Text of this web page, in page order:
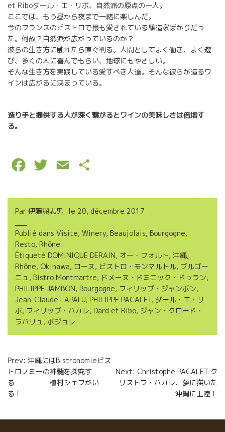
et Riboダール・エ・リボ、自然派の原点の一人。
ここでは、もう昼から夜まで一緒に楽しんだ。
今のフランスのビストロで最も愛されている醸造家ばかりだっ
た。何故？自然派が広がっているのか？
彼らの生き方に触れたら直ぐ判る。人間としてよく働き、よく遊
び、多くの人に喜んでもらい、地球にもやさしい。
そんな生き方を実践している愛すべき人達。そんな彼らが造るワ
インは広がるに決まっている。
造り手と提供する人が深く繋がるとワインの美味しさは倍増す
る。
c
b
o
k
i
t
e
r
a
l
r
a
g
e
r
Par 伊藤與志男 le 20, décembre 2017
Publié dans Visite, Winery, Beaujolais, Bourgogne,
Resto, Rhône
Étiqueté DOMINIQUE DERAIN, オー・フォルト, 沖縄,
Rhône, Okinawa, ローヌ, ビストロ・モンマルトル, ブルゴー
ニュ, Bistro Montmartre, ドメーヌ・ドミニック・ドゥラン,
PHILIPPE JAMBON, Bourgogne, フィリップ・ジャンボン,
Jean-Claude LAPALU, PHILIPPE PACALET, ダール・エ・リ
ボ, フィリップ・パカレ, Dard et Ribo, ジャン・クロード・
ラパリュ, ボジョレ
Navigation
de
l’article
Prev: 沖縄にはBistronomieビス
トロノミーの神髄を探究す
る 植村シェフがい
る！
Next: Christophe PACALET ク
リストフ・パカレ、夢に描いた
沖縄に上陸！